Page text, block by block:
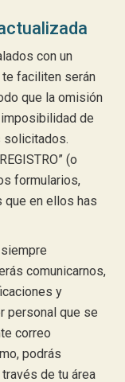
con un
faciliten serán
que la omisión
de
solicitados.
(o
formularios,
que en ellos has
comunicarnos,
y
personal que se
correo
podrás
de tu área